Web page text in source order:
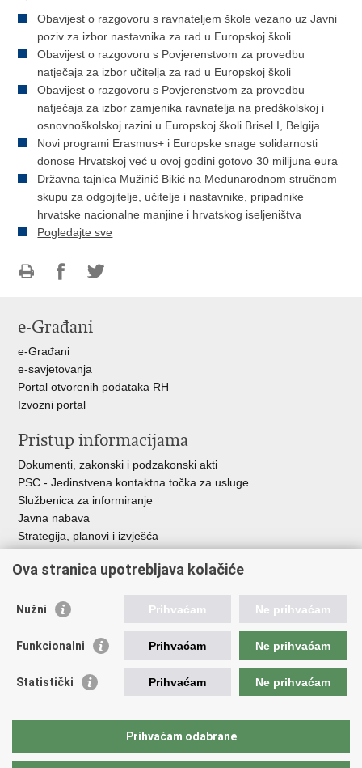
Obavijest o razgovoru s ravnateljem škole vezano uz Javni
poziv za izbor nastavnika za rad u Europskoj školi
Obavijest o razgovoru s Povjerenstvom za provedbu
natječaja za izbor učitelja za rad u Europskoj školi
Obavijest o razgovoru s Povjerenstvom za provedbu
natječaja za izbor zamjenika ravnatelja na predškolskoj i
osnovnoškolskoj razini u Europskoj školi Brisel I, Belgija
Novi programi Erasmus+ i Europske snage solidarnosti
donose Hrvatskoj već u ovoj godini gotovo 30 milijuna eura
Državna tajnica Mužinić Bikić na Međunarodnom stručnom
skupu za odgojitelje, učitelje i nastavnike, pripadnike
hrvatske nacionalne manjine i hrvatskog iseljeništva
Pogledajte sve
FacebookuTwitteru
e-Građani
e-Građani
e-savjetovanja
Portal otvorenih podataka RH
Izvozni portal
Pristup informacijama
Dokumenti, zakonski i podzakonski akti
PSC - Jedinstvena kontaktna točka za usluge
Službenica za informiranje
Javna nabava
Strategija, planovi i izvješća
Korisne poveznice
Vlada RH
ASOO
CARNET
Ova stranica upotrebljava kolačiće
Nužni Prihvaćam Ne prihvaćam
Funkcionalni Prihvaćam Ne prihvaćam
Statistički Prihvaćam Ne prihvaćam
Prihvaćam odabrane